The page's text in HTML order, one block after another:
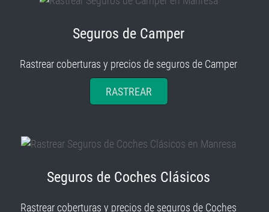
Rastrear coberturas y precios de seguros de Camper
RASTREAR
Rastrear coberturas y precios de seguros de Coches
Clásicos